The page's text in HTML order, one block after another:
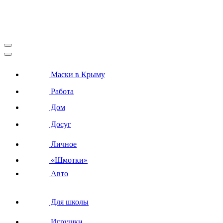
Маски в Крыму
Работа
Дом
Досуг
Личное
«Шмотки»
Авто
Для школы